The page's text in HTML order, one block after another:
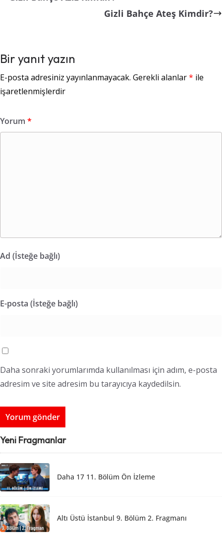
Gizli Bahçe Ateş Kimdir?
Bir yanıt yazın
E-posta adresiniz yayınlanmayacak. Gerekli alanlar* ile
işaretlenmişlerdir
Yorum *
Ad (İsteğe bağlı)
E-posta (İsteğe bağlı)
Daha sonraki yorumlarımda kullanılması için adım, e-posta
adresim ve site adresim bu tarayıcıya kaydedilsin.
Yeni Fragmanlar
Daha 17 11. Bölüm Ön İzleme
Altı Üstü İstanbul 9. Bölüm 2. Fragmanı